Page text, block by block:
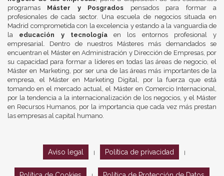
programas Máster y Posgrados pensados para formar a
profesionales de cada sector. Una escuela de negocios situada en
Madrid comprometida con la excelencia y estando a la vanguardia de
la educación y tecnologíaen los entornos profesional y
empresarial. Dentro de nuestros Másteres más demandados se
encuentran el Máster en Administración y Dirección de Empresas, por
su capacidad para formar a líderes en todas las áreas de negocio, el
Máster en Marketing, por ser una de las áreas más importantes de la
empresa, el Máster en Marketing Digital, por la fuerza que está
tomando en el mercado actual, el Máster en Comercio Internacional,
por la tendencia a la internacionalización de los negocios, y el Máster
en Recursos Humanos, por la importancia que cada vez más prestan
las empresas al capital humano.
Aviso legal Política de privacidad